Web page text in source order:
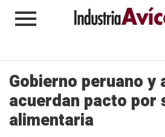
Gobierno peruano y
acuerdan pacto por
alimentaria